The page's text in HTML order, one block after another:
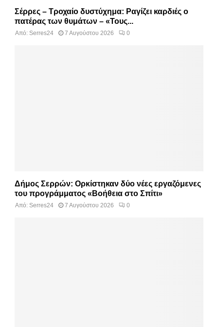
Σέρρες – Τροχαίο δυστύχημα: Ραγίζει καρδιές ο
πατέρας των θυμάτων – «Τους...
Από: Serres24 7 Αυγούστου 2026 0
Δήμος Σερρών: Ορκίστηκαν δύο νέες εργαζόμενες
του προγράμματος «Βοήθεια στο Σπίτι»
Από: Serres24 7 Αυγούστου 2026 0